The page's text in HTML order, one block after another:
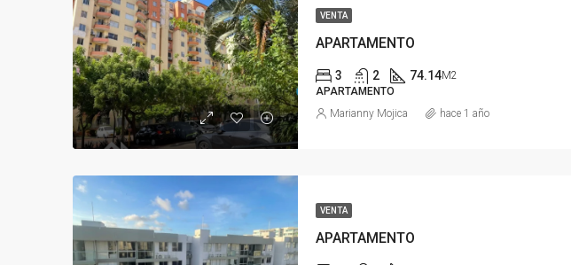
VENTA
APARTAMENTO
3 2 74.14M2
APARTAMENTO
Marianny Mojica hace 1 año
VENTA
APARTAMENTO